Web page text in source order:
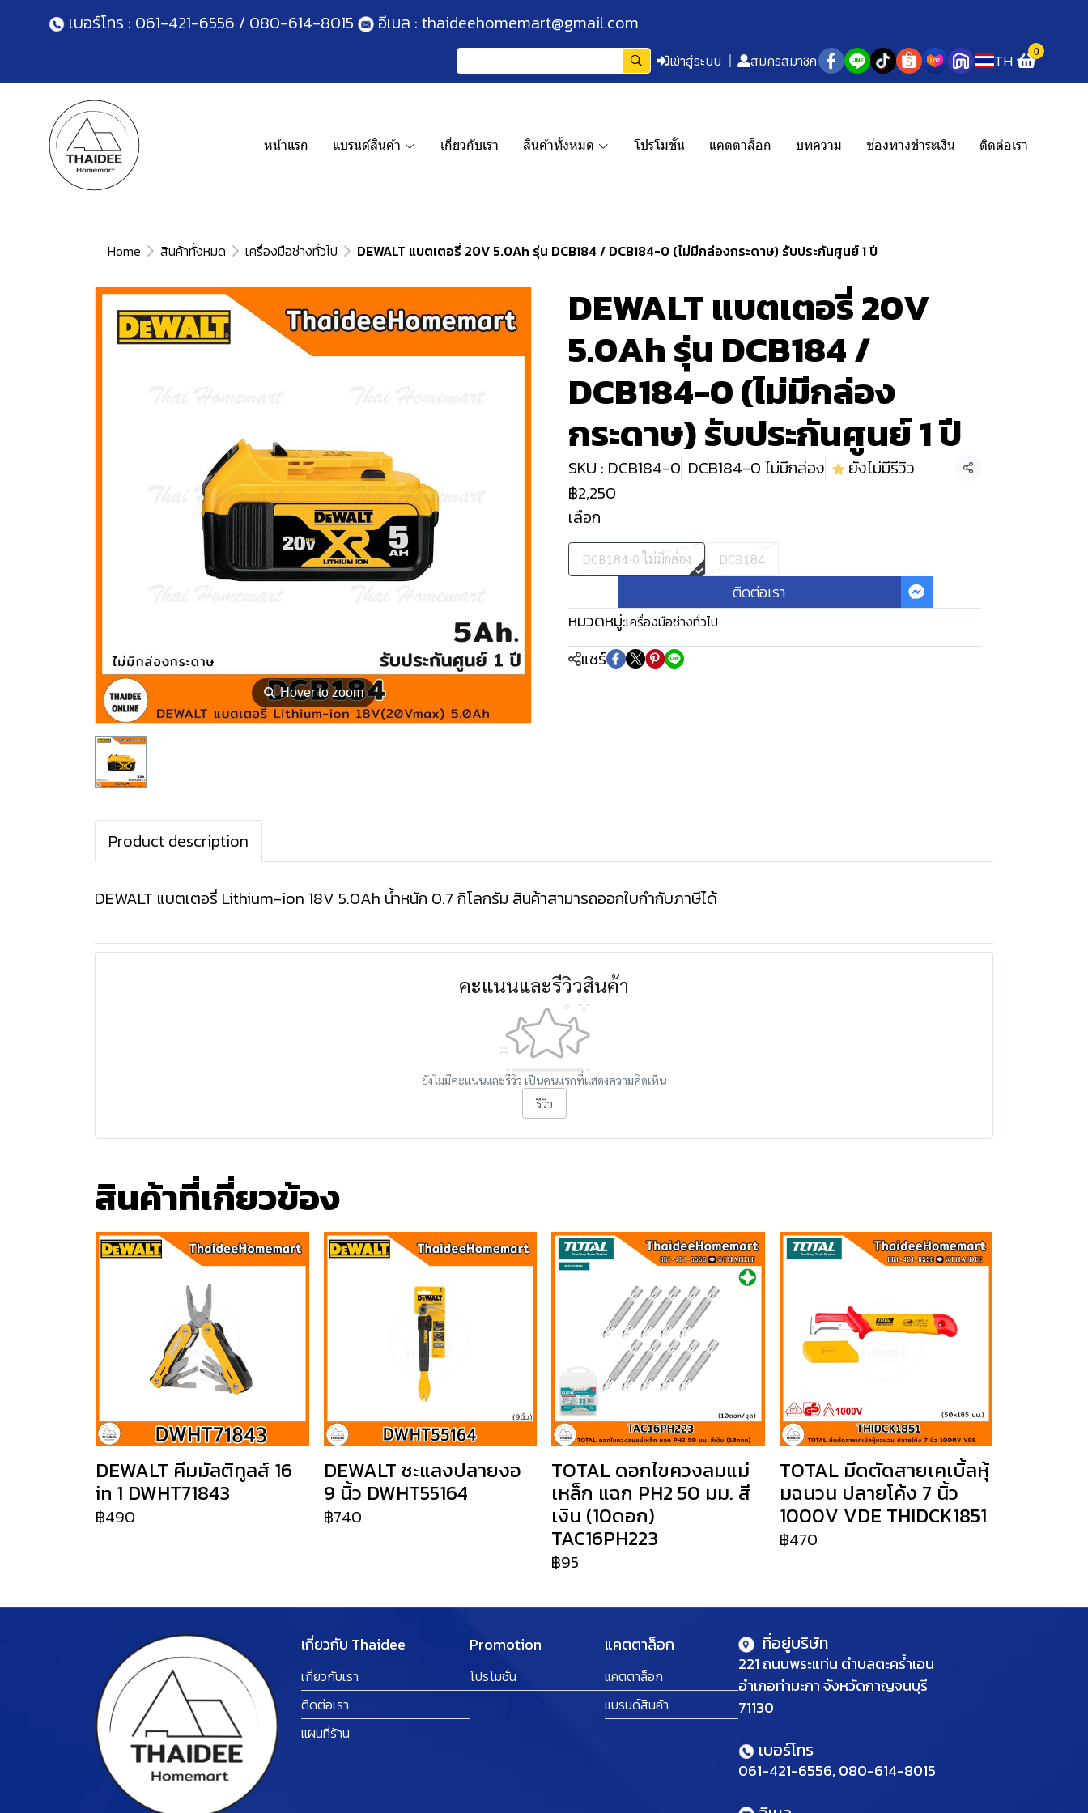
เบอร์โทร : 061-421-6556 / 080-614-8015 อีเมล : thaideehomemart@gmail.com
เข้าสู่ระบบ สมัครสมาชิก TH 0
หน้าแรก แบรนด์สินค้า เกี่ยวกับเรา สินค้าทั้งหมด โปรโมชั่น แคตตาล็อก บทความ ช่องทางชำระเงิน ติดต่อเรา
Home สินค้าทั้งหมด เครื่องมือช่างทั่วไป DEWALT แบตเตอรี่ 20V 5.0Ah รุ่น DCB184 / DCB184-0 (ไม่มีกล่องกระดาษ) รับประกันศูนย์ 1 ปี
⚲Hover to zoom
DEWALT แบตเตอรี่ 20V
5.0Ah รุ่น DCB184 /
DCB184-0 (ไม่มีกล่อง
กระดาษ) รับประกันศูนย์ 1 ปี
SKU : DCB184-0 DCB184-0 ไม่มีกล่อง ยังไม่มีรีวิว แชร์
฿2,250
เลือก
DCB184-0 ไม่มีกล่อง DCB184
ติดต่อเรา
หมวดหมู่:เครื่องมือช่างทั่วไป
แชร์
Product description
DEWALT แบตเตอรี่ Lithium-ion 18V 5.0Ah น้ำหนัก 0.7 กิโลกรัม สินค้าสามารถออกใบกำกับภาษีได้
คะแนนและรีวิวสินค้า
ยังไม่มีคะแนนและรีวิว เป็นคนแรกที่แสดงความคิดเห็น
รีวิว
สินค้าที่เกี่ยวข้อง
DEWALT คีมมัลติทูลส์ 16
in 1 DWHT71843
฿490
DEWALT ชะแลงปลายงอ
9 นิ้ว DWHT55164
฿740
TOTAL ดอกไขควงลมแม่
เหล็ก แฉก PH2 50 มม. สี
เงิน (10ดอก)
TAC16PH223
฿95
TOTAL มีดตัดสายเคเบิ้ลหุ้
มฉนวน ปลายโค้ง 7 นิ้ว
1000V VDE THIDCK1851
฿470
เกี่ยวกับ Thaidee
เกี่ยวกับเรา
ติดต่อเรา
แผนที่ร้าน
Promotion
โปรโมชั่น
แคตตาล็อก
แคตตาล็อก
แบรนด์สินค้า
ที่อยู่บริษัท
221 ถนนพระแท่น ตำบลตะคร้ำเอน
อำเภอท่ามะกา จังหวัดกาญจนบุรี
71130
เบอร์โทร
061-421-6556, 080-614-8015